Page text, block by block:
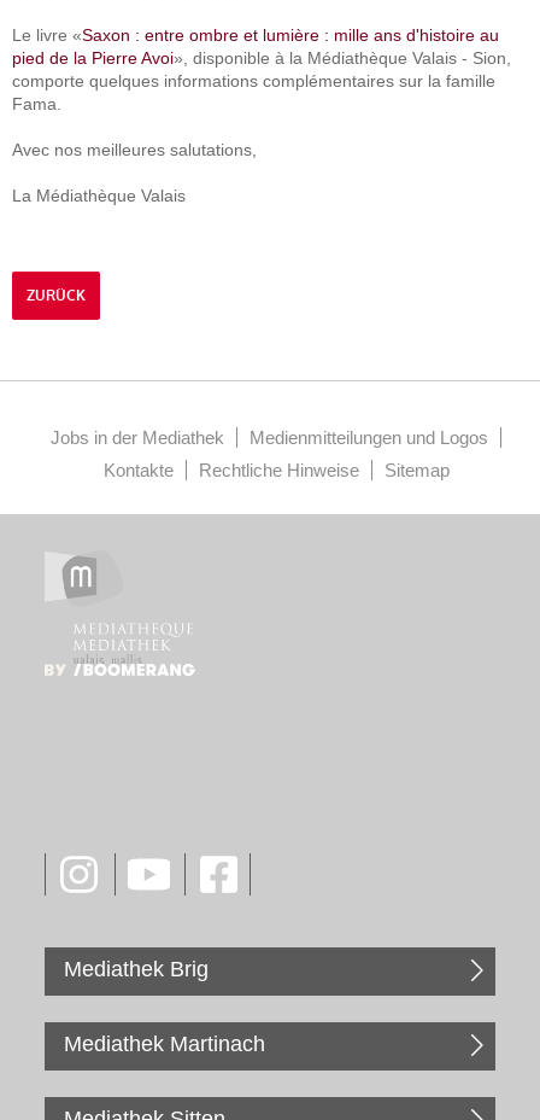
Le livre «Saxon : entre ombre et lumière : mille ans d'histoire au
pied de la Pierre Avoi», disponible à la Médiathèque Valais - Sion,
comporte quelques informations complémentaires sur la famille
Fama.
Avec nos meilleures salutations,
La Médiathèque Valais
ZURÜCK
Jobs in der Mediathek
Medienmitteilungen und Logos
Kontakte
Rechtliche Hinweise Sitemap
Mediathek Brig
Mediathek Martinach